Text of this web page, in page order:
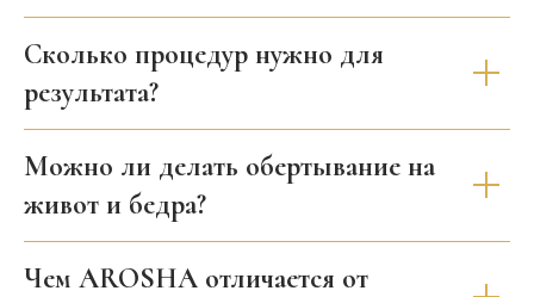
Сколько процедур нужно для
результата?
Можно ли делать обертывание на
живот и бедра?
Чем AROSHA отличается от